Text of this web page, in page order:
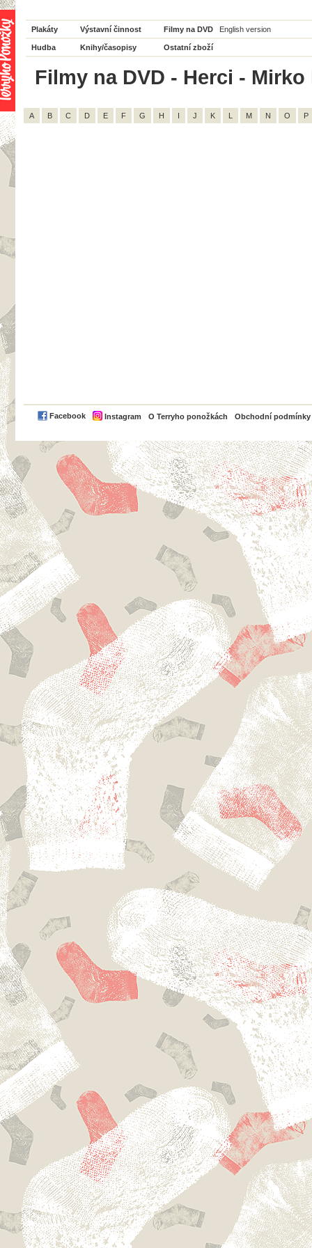
Plakáty Výstavní činnost Filmy na DVD English version
Hudba Knihy/časopisy Ostatní zboží
Filmy na DVD - Herci -
A B C D E F G H I J K L M N O P
Facebook Instagram O Terryho ponožkách Obchodní podmínky
PayPal